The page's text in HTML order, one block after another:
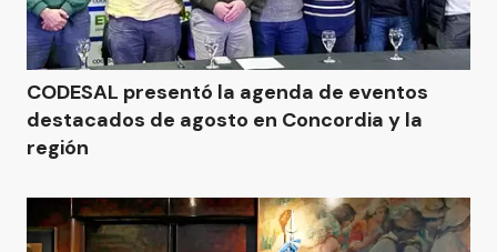
CODESAL presentó la agenda de eventos
destacados de agosto en Concordia y la
región